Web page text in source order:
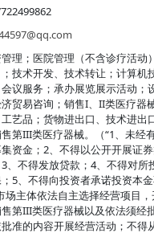
理；医院管理（不含诊疗活动
；技术开发、技术转让；计算机
议服务；承办展览展示活动；
贸易咨询；销售I、II类医疗器
艺品；货物进出口、技术进出
第III类医疗器械。（“1、未经
资金；2、不得以公开开展证
、不得发放贷款；4、不得对所
5、不得向投资者承诺投资本
场主体依法自主选择经营项目
第III类医疗器械以及依法须经
准的内容开展经营活动；不得